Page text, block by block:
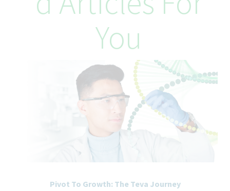
You
Pivot To Growth: The Teva Journey